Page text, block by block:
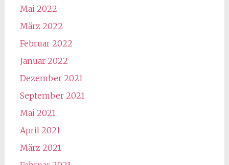
Mai 2022
März 2022
Februar 2022
Januar 2022
Dezember 2021
September 2021
Mai 2021
April 2021
März 2021